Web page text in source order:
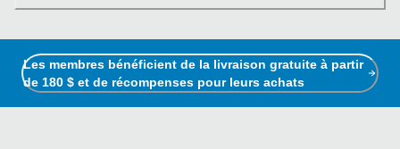
Les membres bénéficient de la livraison gratuite à partir
de 180 $ et de récompenses pour leurs achats